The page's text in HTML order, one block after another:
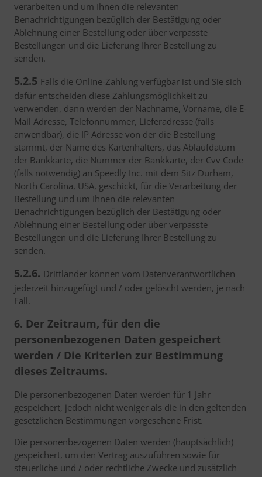
verarbeiten und um Ihnen die relevanten
Benachrichtigungen bezüglich der Bestätigung oder
Ablehnung einer Bestellung oder über verpasste
Bestellungen und die Lieferung Ihrer Bestellung zu
senden.
5.2.5 Falls die Online-Zahlung verfügbar ist und Sie sich
dafür entscheiden diese Zahlungsmöglichkeit zu
verwenden, dann werden der Nachname, Vorname, die E-
Mail Adresse, Telefonnummer, Lieferadresse (falls
anwendbar), die IP Adresse von der die Bestellung
stammt, der Name des Kartenhalters, das Ablaufdatum
der Bankkarte, die Nummer der Bankkarte, der Cvv Code
(falls notwendig) an Speedly Inc. mit dem Sitz Durham,
North Carolina, USA, geschickt, für die Verarbeitung der
Bestellung und um Ihnen die relevanten
Benachrichtigungen bezüglich der Bestätigung oder
Ablehnung einer Bestellung oder über verpasste
Bestellungen und die Lieferung Ihrer Bestellung zu
senden.
5.2.6. Drittländer können vom Datenverantwortlichen
jederzeit hinzugefügt und / oder gelöscht werden, je nach
Fall.
6. Der Zeitraum, für den die
personenbezogenen Daten gespeichert
werden / Die Kriterien zur Bestimmung
dieses Zeitraums.
Die personenbezogenen Daten werden für 1 Jahr
gespeichert, jedoch nicht weniger als die in den geltenden
gesetzlichen Bestimmungen vorgesehene Frist.
Die personenbezogenen Daten werden (hauptsächlich)
gespeichert, um den Vertrag auszuführen sowie für
steuerliche und / oder rechtliche Zwecke und zusätzlich